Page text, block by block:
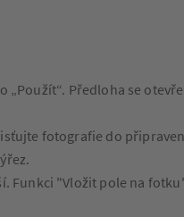
Předloha se
fotografie do
Funkci "Vložit pole na